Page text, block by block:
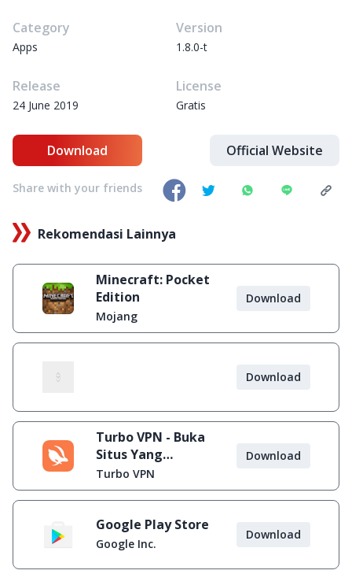
Category
Apps
Version
1.8.0-t
Release
24 June 2019
License
Gratis
Download Official Website
Share with your friends
Rekomendasi Lainnya
Minecraft: Pocket
Edition
Mojang
Download
Download
Turbo VPN - Buka
Situs Yang
Diblokir
Turbo VPN
Download
Google Play Store
Google Inc.
Download